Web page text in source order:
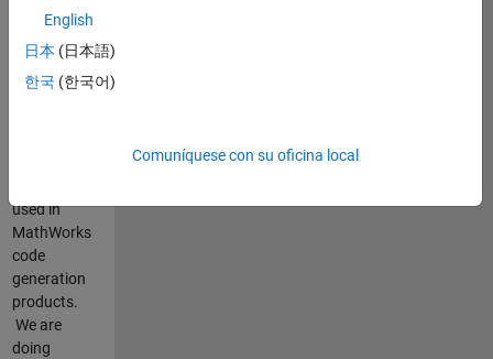
empleo
Our
group is
used in
MathWorks
code
generation
products.
We are
doing
English
日本 (日本語)
한국 (한국어)
Comuníquese con su oficina local